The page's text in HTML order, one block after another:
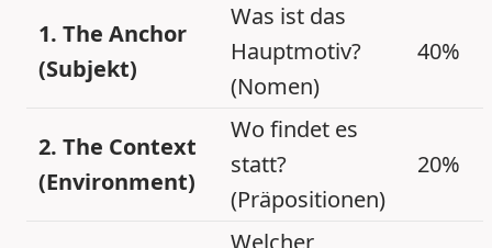
1. The Anchor
(Subjekt)
Was ist das
Hauptmotiv?
(Nomen)
40%
2. The Context
(Environment)
Wo findet es
statt?
(Präpositionen)
20%